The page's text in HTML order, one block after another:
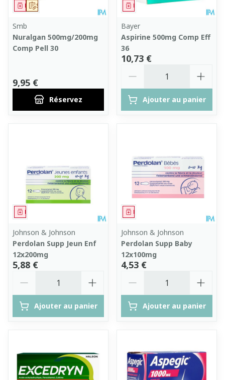
Sur prescription
Médicament
Smb
Nuralgan 500mg/200mg
Comp Pell 30
9,95 €
Réservez
Médicament
Bayer
Aspirine 500mg Comp Eff
36
10,73 €
Ajouter au panier
Médicament
Johnson & Johnson
Perdolan Supp Jeun Enf
12x200mg
5,88 €
Ajouter au panier
Médicament
Johnson & Johnson
Perdolan Supp Baby
12x100mg
4,53 €
Ajouter au panier